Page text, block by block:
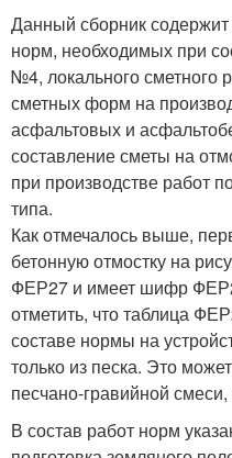
Данный сборник
норм, необходимых при
№4, локального сметного
сметных форм на
асфальтовых и
составление сметы на
при производстве работ
типа.
Как отмечалось выше,
бетонную отмостку на
ФЕР27 и имеет шифр
отметить, что таблица
составе нормы на
только из песка. Это
песчано-гравийной
В состав работ норм